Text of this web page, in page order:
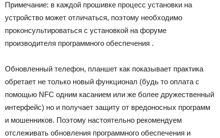
Примечание: в каждой прошивке процесс установки на
устройство может отличаться, поэтому необходимо
проконсультироваться с установкой на форуме
производителя программного обеспечения .
Обновленный телефон, планшет как показывает практика
обретает не только новый функционал (будь то оплата с
помощью NFC одним касанием или же более дружественный
интерфейс) но и получает защиту от вредоносных программ
и мошенников. Поэтому настоятельно рекомендуем
отслеживать обновления программного обеспечения и